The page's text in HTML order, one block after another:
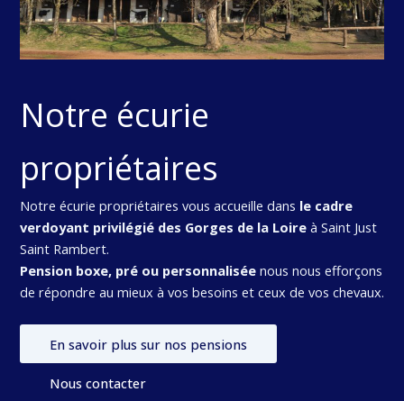
Notre écurie
propriétaires
Notre écurie propriétaires vous accueille dans le cadre
verdoyant privilégié des Gorges de la Loireà Saint Just
Saint Rambert.
Pension boxe, pré ou personnaliséenous nous efforçons
de répondre au mieux à vos besoins et ceux de vos chevaux.
En savoir plus sur nos pensions
Nous contacter